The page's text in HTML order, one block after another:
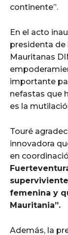
continente”.
En el acto
presidenta de
Mauritanas
importante
nefastas que
es la
Touré
innovadora
en
femenina y
Mauritania”.
Además, la